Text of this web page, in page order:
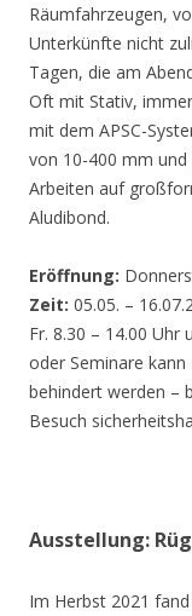
Räumfahrzeugen,
Unterkünfte nicht
Tagen, die am
Oft mit Stativ,
mit dem APSC-
von 10-400 mm
Arbeiten auf
Aludibond.
Eröffnung:
Zeit: 05.05. –
Fr. 8.30 – 14.00 Uhr
oder Seminare
behindert werden –
Besuch
Ausstellung:
Im Herbst 2021